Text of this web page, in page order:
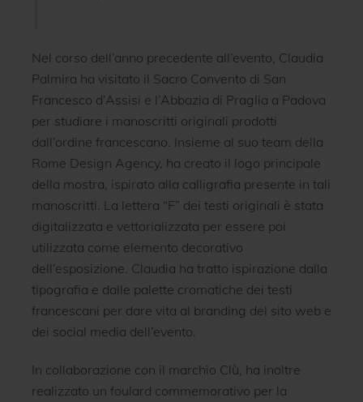
Nel corso dell’anno precedente all’evento, Claudia
Palmira ha visitato il Sacro Convento di San
Francesco d’Assisi e l’Abbazia di Praglia a Padova
per studiare i manoscritti originali prodotti
dall’ordine francescano. Insieme al suo team della
Rome Design Agency, ha creato il logo principale
della mostra, ispirato alla calligrafia presente in tali
manoscritti. La lettera “F” dei testi originali è stata
digitalizzata e vettorializzata per essere poi
utilizzata come elemento decorativo
dell’esposizione. Claudia ha tratto ispirazione dalla
tipografia e dalle palette cromatiche dei testi
francescani per dare vita al branding del sito web e
dei social media dell’evento.
In collaborazione con il marchio Clù, ha inoltre
realizzato un foulard commemorativo per la